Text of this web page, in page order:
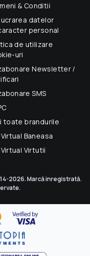
& Conditii
datelor
personal
de utilizare
uri
Newsletter /
SMS
toate brandurile
Baneasa
Virtutii
2026. Marcă inregistrată.